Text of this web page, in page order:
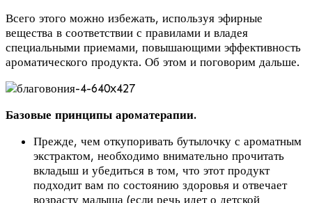
Всего этого можно избежать, используя эфирные
вещества в соответствии с правилами и владея
специальными приемами, повышающими эффективность
ароматического продукта. Об этом и поговорим дальше.
Базовые принципы ароматерапии.
Прежде, чем откупоривать бутылочку с ароматным
экстрактом, необходимо внимательно прочитать
вкладыш и убедиться в том, что этот продукт
подходит вам по состоянию здоровья и отвечает
возрасту малыша (если речь идет о детской